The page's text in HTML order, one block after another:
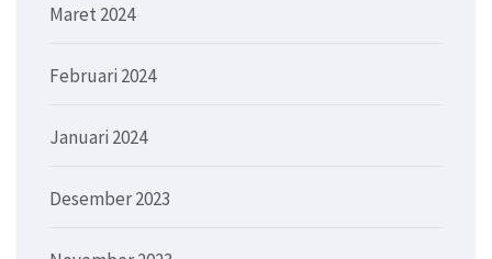
Maret 2024
Februari 2024
Januari 2024
Desember 2023